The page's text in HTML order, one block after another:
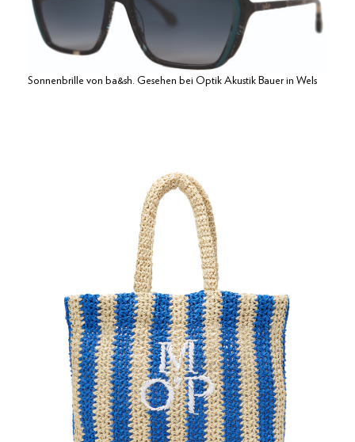
Sonnenbrille von ba&sh. Gesehen bei Optik Akustik Bauer in Wels